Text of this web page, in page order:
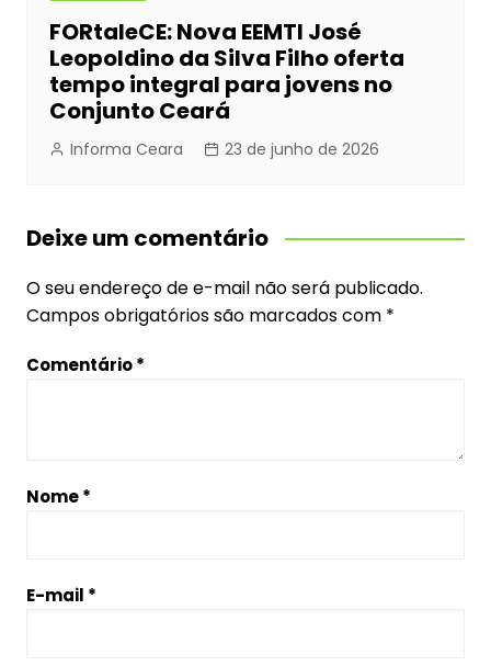
FORtaleCE: Nova EEMTI José
Leopoldino da Silva Filho oferta
tempo integral para jovens no
Conjunto Ceará
Informa Ceara 23 de junho de 2026
Deixe um comentário
O seu endereço de e-mail não será publicado.
Campos obrigatórios são marcados com *
Comentário*
Nome*
E-mail *